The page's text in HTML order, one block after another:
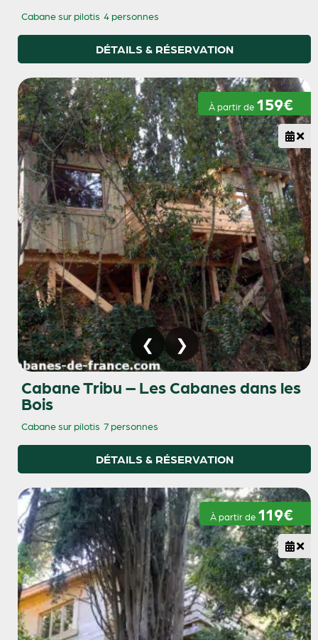
Cabane sur pilotis 4 personnes
DÉTAILS & RÉSERVATION
À partir de 159€
Cabane Tribu – Les Cabanes dans les
Bois
Cabane sur pilotis 7 personnes
DÉTAILS & RÉSERVATION
À partir de 119€